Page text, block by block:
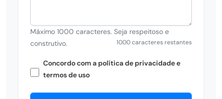
Máximo 1000 caracteres. Seja respeitoso e
construtivo.
1000 caracteres restantes
Concordo com a política de privacidade e
termos de uso